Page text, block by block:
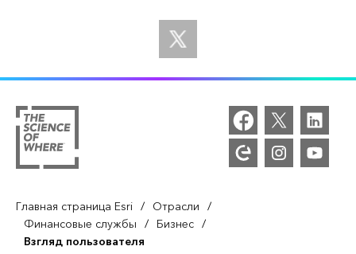
Главная страница Esri / Отрасли /
Финансовые службы / Бизнес /
Взгляд пользователя